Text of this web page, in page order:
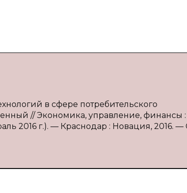
в сфере потребительского
// Экономика, управление, финансы :
2016 г.). — Краснодар : Новация, 2016. —